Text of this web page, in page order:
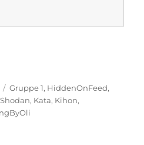
Kategorien
Gruppe 1, HiddenOnFeed,
, Kata, Kihon,